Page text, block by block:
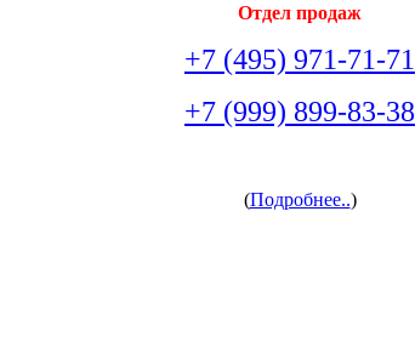
Отдел продаж
+7 (495) 971-71-71
+7 (999) 899-83-38
(Подробнее..)